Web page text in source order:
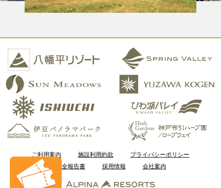
ご利用案内 施設利用約款
プライバシーポリシー
安全報告書
採用情報 会社案内